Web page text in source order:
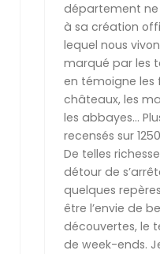
département ne
à sa création
lequel nous
marqué par les
en témoigne les
châteaux, les
les abbayes…
recensés sur
De telles
détour de
quelques
être l’envie de
découvertes, le
de week-ends.